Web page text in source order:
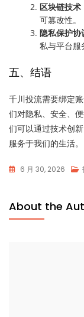
区块链技术
可篡改性。
隐私保护协
私与平台服
五、结语
千川投流需要绑定
们对隐私、安全、
们可以通过技术创
服务于我们的生活。
6 月 30, 2026
About the